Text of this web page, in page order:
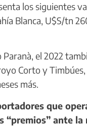
los siguientes
Blanca, U$S/tn
el 2022
Corto y
más.
que
ante